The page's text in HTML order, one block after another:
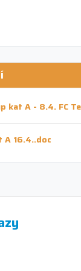
kat A - 8.4. FC
A 16.4..doc